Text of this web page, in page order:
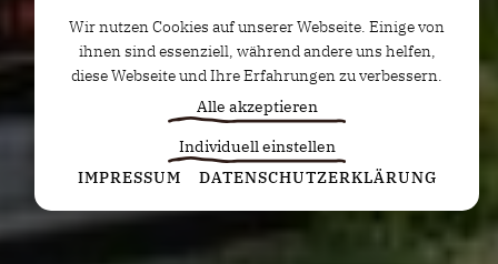
Wir nutzen Cookies auf unserer Webseite. Einige von
ihnen sind essenziell, während andere uns helfen,
diese Webseite und Ihre Erfahrungen zu verbessern.
Alle akzeptieren
Individuell einstellen
Statistiken
Diese Cookies erfassen anonyme Statistiken. Diese
Informationen helfen uns zu verstehen, wie wir
unsere Website noch weiter optimieren können.
IMPRESSUM DATENSCHUTZERKLÄRUNG